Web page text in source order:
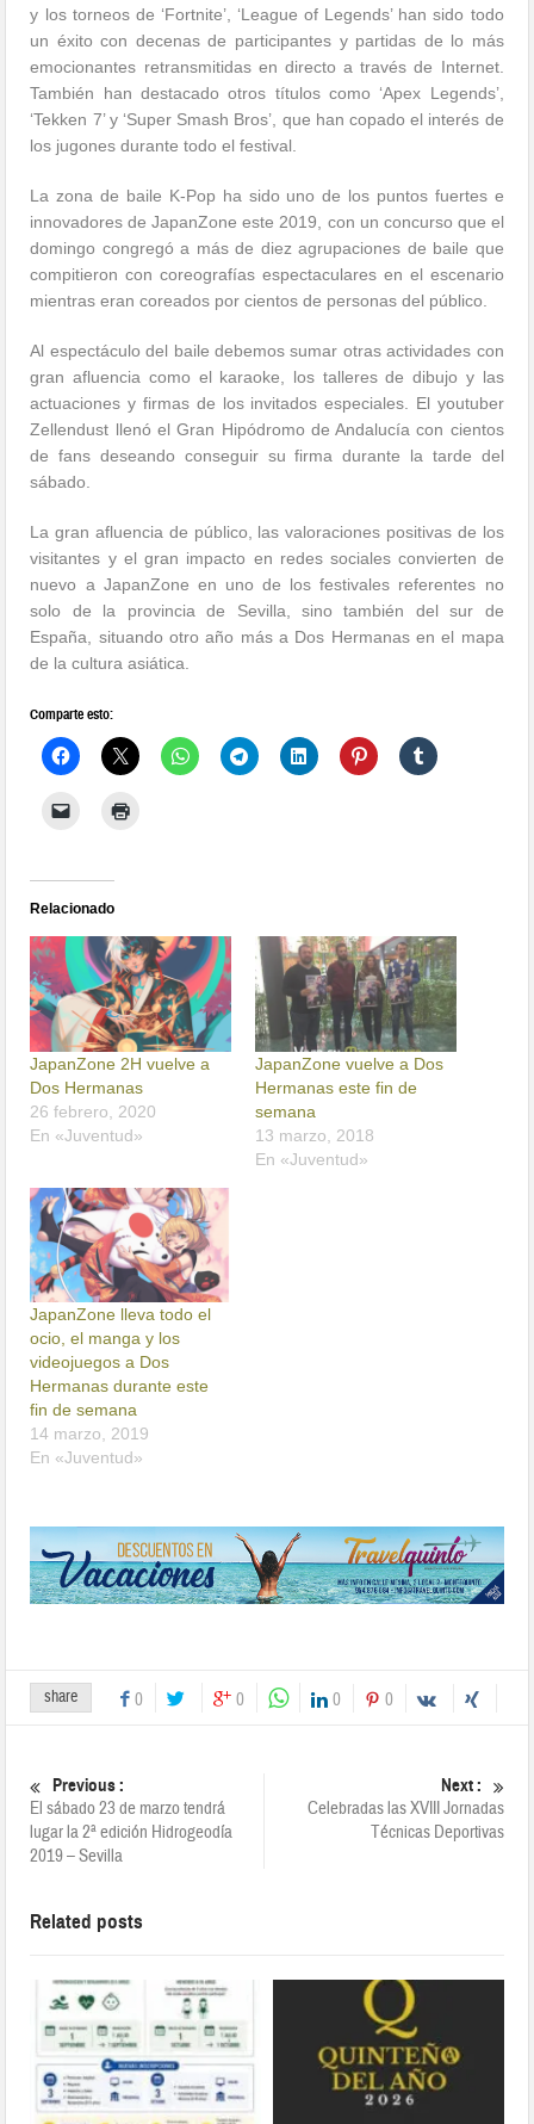
y los torneos de ‘Fortnite’, ‘League of Legends’ han sido todo
un éxito con decenas de participantes y partidas de lo más
emocionantes retransmitidas en directo a través de Internet.
También han destacado otros títulos como ‘Apex Legends’,
‘Tekken 7’ y ‘Super Smash Bros’, que han copado el interés de
los jugones durante todo el festival.
La zona de baile K-Pop ha sido uno de los puntos fuertes e
innovadores de JapanZone este 2019, con un concurso que el
domingo congregó a más de diez agrupaciones de baile que
compitieron con coreografías espectaculares en el escenario
mientras eran coreados por cientos de personas del público.
Al espectáculo del baile debemos sumar otras actividades con
gran afluencia como el karaoke, los talleres de dibujo y las
actuaciones y firmas de los invitados especiales. El youtuber
Zellendust llenó el Gran Hipódromo de Andalucía con cientos
de fans deseando conseguir su firma durante la tarde del
sábado.
La gran afluencia de público, las valoraciones positivas de los
visitantes y el gran impacto en redes sociales convierten de
nuevo a JapanZone en uno de los festivales referentes no
solo de la provincia de Sevilla, sino también del sur de
España, situando otro año más a Dos Hermanas en el mapa
de la cultura asiática.
Comparte esto:
Relacionado
JapanZone 2H vuelve a
Dos Hermanas
26 febrero, 2020
En «Juventud»
JapanZone vuelve a Dos
Hermanas este fin de
semana
13 marzo, 2018
En «Juventud»
JapanZone lleva todo el
ocio, el manga y los
videojuegos a Dos
Hermanas durante este
fin de semana
14 marzo, 2019
En «Juventud»
share 0 0 0 0
Previous :
El sábado 23 de marzo tendrá
lugar la 2ª edición Hidrogeodía
2019 – Sevilla
Next :
Celebradas las XVIII Jornadas
Técnicas Deportivas
Related posts